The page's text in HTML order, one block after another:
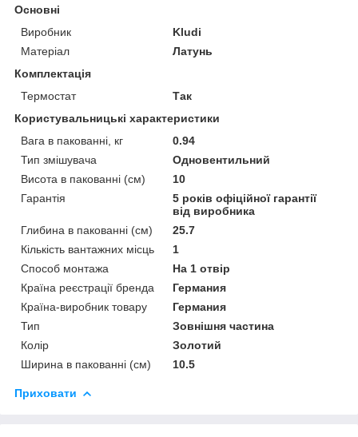
Основні
Виробник
Kludi
Матеріал
Латунь
Комплектація
Термостат
Так
Користувальницькі характеристики
Вага в пакованні, кг
0.94
Тип змішувача
Одновентильний
Висота в пакованні (см)
10
Гарантія
5 років офіційної гарантії
від виробника
Глибина в пакованні (см)
25.7
Кількість вантажних місць
1
Способ монтажа
На 1 отвір
Країна реєстрації бренда
Германия
Країна-виробник товару
Германия
Тип
Зовнішня частина
Колір
Золотий
Ширина в пакованні (см)
10.5
Приховати